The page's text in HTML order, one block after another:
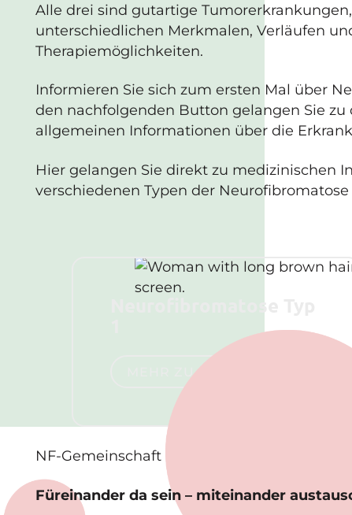
Alle drei sind gutartige
unterschiedlichen Merkmalen, Verläufen
Therapiemöglichkeiten.
Informieren Sie sich zum ersten Mal über
den nachfolgenden Button gelangen Sie
allgemeinen Informationen über die
Hier gelangen Sie direkt zu medizinischen
verschiedenen Typen der Neurofibromatose
MEHR ZU NF1
NF-Gemeinschaft
Füreinander da sein – miteinander